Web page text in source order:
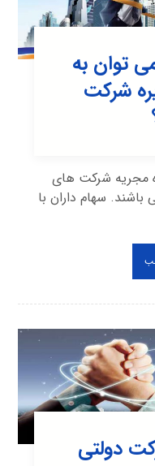
توان به
شرکت
مجریه شرکت های
سهام داران با
دولتی